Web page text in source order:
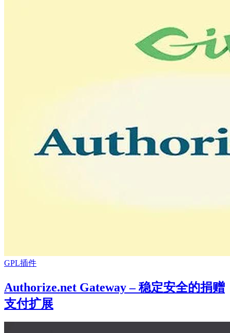
GPL插件
Authorize.net Gateway – 稳定安全的捐赠
支付扩展